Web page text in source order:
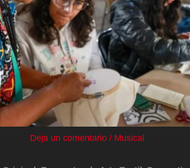
Deja un comentario / Musical